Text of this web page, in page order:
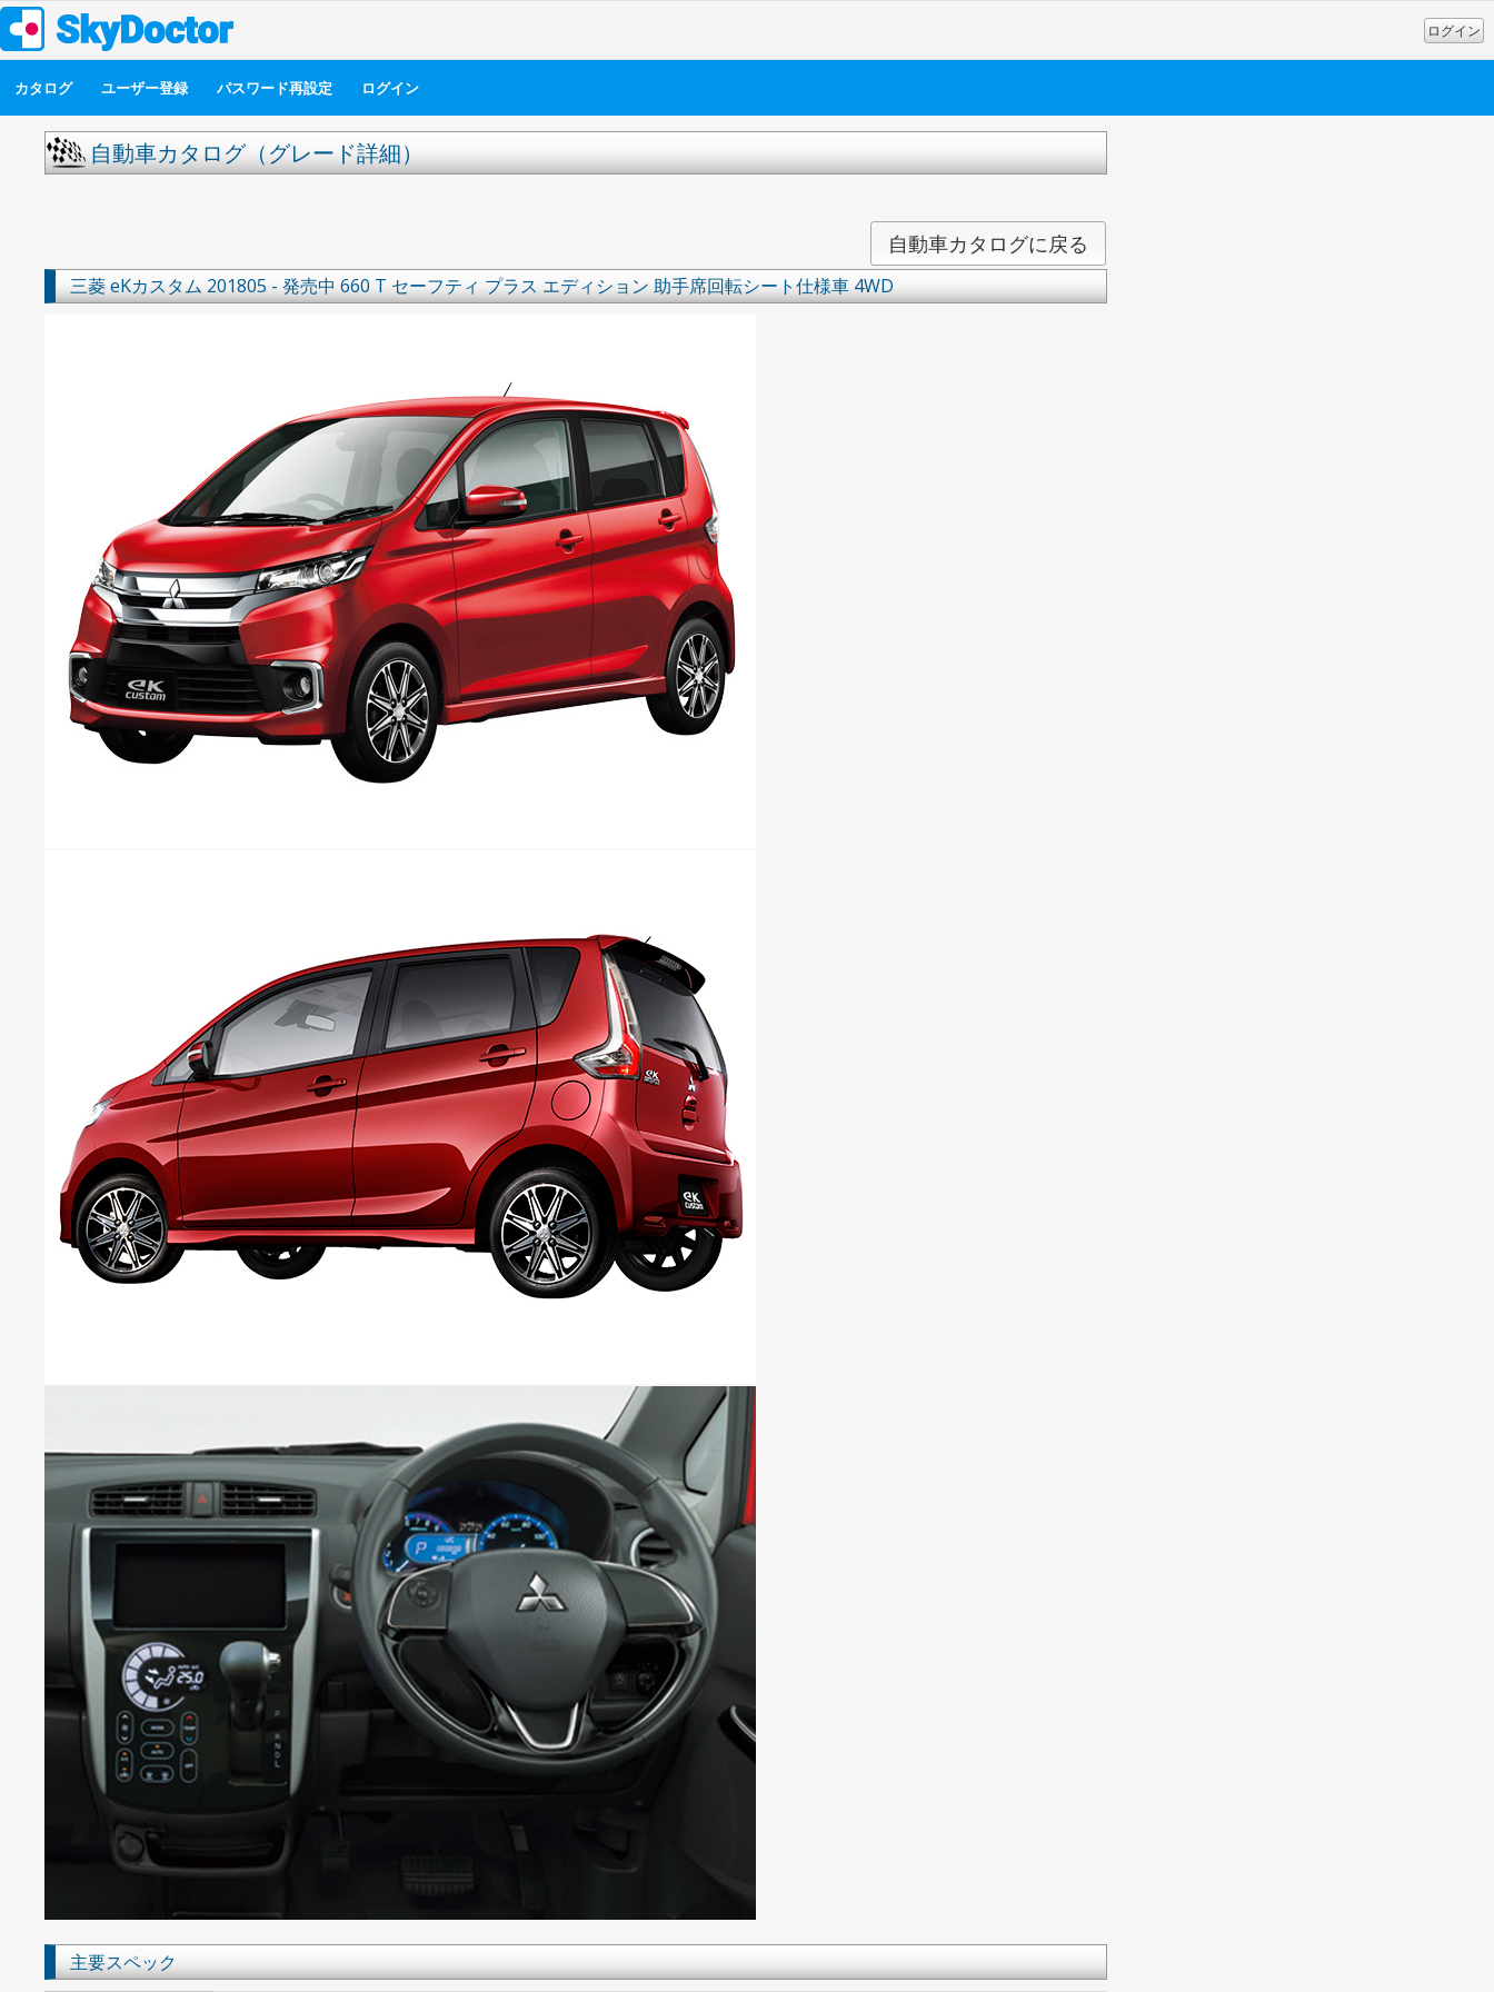
ログイン
カタログ ユーザー登録 パスワード再設定 ログイン
自動車カタログ（グレード詳細）
自動車カタログに戻る
三菱eKカスタム 201805 - 発売中 660 T セーフティ プラス エディション 助手席回転シート仕様車 4WD
主要スペック